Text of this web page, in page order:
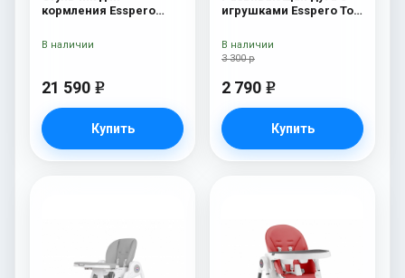
кормления Esspero
21 590 e
Купить
В наличии
игрушками Esspero Toy
Butterfly
3 300 р
2 790 e
Купить
В наличии